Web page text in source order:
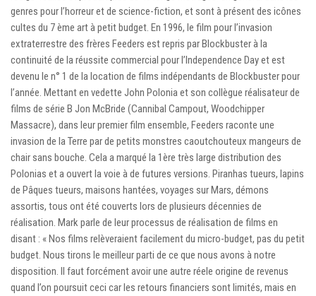
genres pour l’horreur et de science-fiction, et sont à présent des icônes
cultes du 7 ème art à petit budget. En 1996, le film pour l’invasion
extraterrestre des frères Feeders est repris par Blockbuster à la
continuité de la réussite commercial pour l’Independence Day et est
devenu le n° 1 de la location de films indépendants de Blockbuster pour
l’année. Mettant en vedette John Polonia et son collègue réalisateur de
films de série B Jon McBride (Cannibal Campout, Woodchipper
Massacre), dans leur premier film ensemble, Feeders raconte une
invasion de la Terre par de petits monstres caoutchouteux mangeurs de
chair sans bouche. Cela a marqué la 1ère très large distribution des
Polonias et a ouvert la voie à de futures versions. Piranhas tueurs, lapins
de Pâques tueurs, maisons hantées, voyages sur Mars, démons
assortis, tous ont été couverts lors de plusieurs décennies de
réalisation. Mark parle de leur processus de réalisation de films en
disant : « Nos films relèveraient facilement du micro-budget, pas du petit
budget. Nous tirons le meilleur parti de ce que nous avons à notre
disposition. Il faut forcément avoir une autre réele origine de revenus
quand l’on poursuit ceci car les retours financiers sont limités, mais en